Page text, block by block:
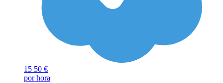
15 50 €
por hora